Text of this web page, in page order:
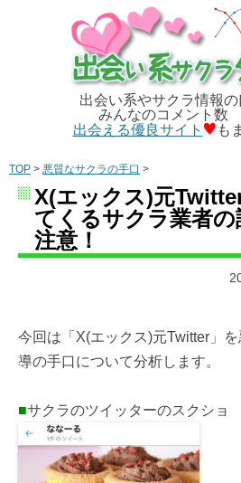
出会い系やサクラ情報の
みんなのコメント数
出会える優良サイト
も
TOP > 悪質なサクラの手口 >
X(エックス)元
てくるサクラ業者
注意！
今回は「X(エックス)元Twitter」
導の手口について分析します。
■サクラのツイッターのスクショ